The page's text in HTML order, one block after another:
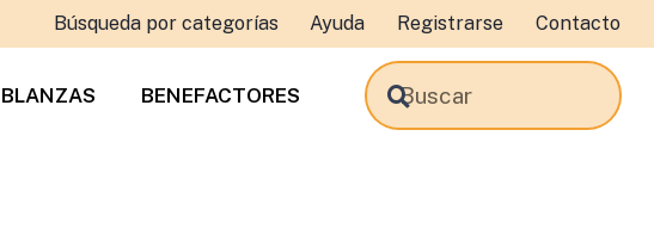
Búsqueda por categorías Ayuda Registrarse Contacto
BENEFACTORES